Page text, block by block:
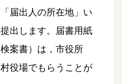
届出人の所在地」い
出します。届書用紙
案書）は，市役所
役場でもらうことが